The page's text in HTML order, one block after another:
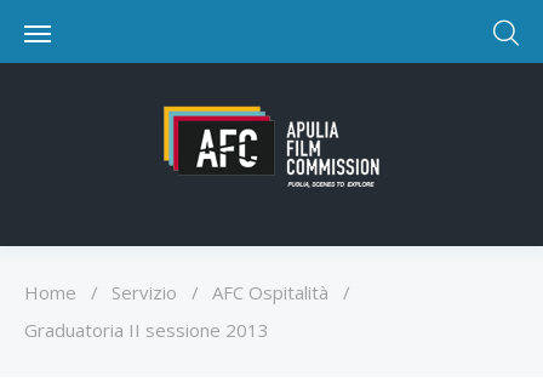
Home / Servizio / AFC Ospitalità
/
Graduatoria II sessione 2013